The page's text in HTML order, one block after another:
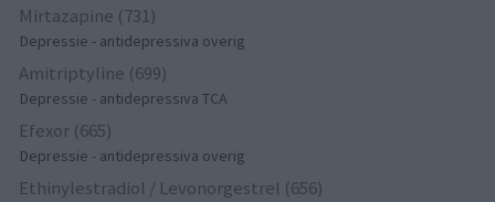
Mirtazapine (731)
Depressie - antidepressiva overig
Amitriptyline (699)
Depressie - antidepressiva TCA
Efexor (665)
Depressie - antidepressiva overig
Ethinylestradiol / Levonorgestrel (656)